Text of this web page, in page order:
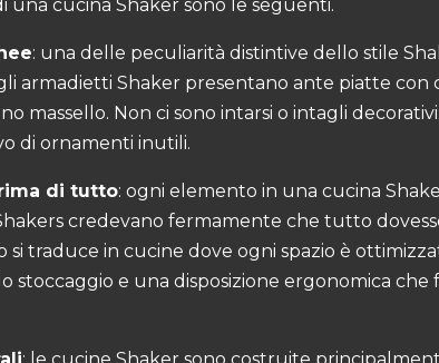
una cucina Shaker sono le seguenti.
: una delle peculiarità distintive dello stile
armadietti Shaker presentano ante piatte con
massello. Non ci sono intarsi o intagli
di ornamenti inutili.
di tutto: ogni elemento in una cucina
credevano fermamente che tutto
si traduce in cucine dove ogni spazio è
stoccaggio e una disposizione ergonomica che